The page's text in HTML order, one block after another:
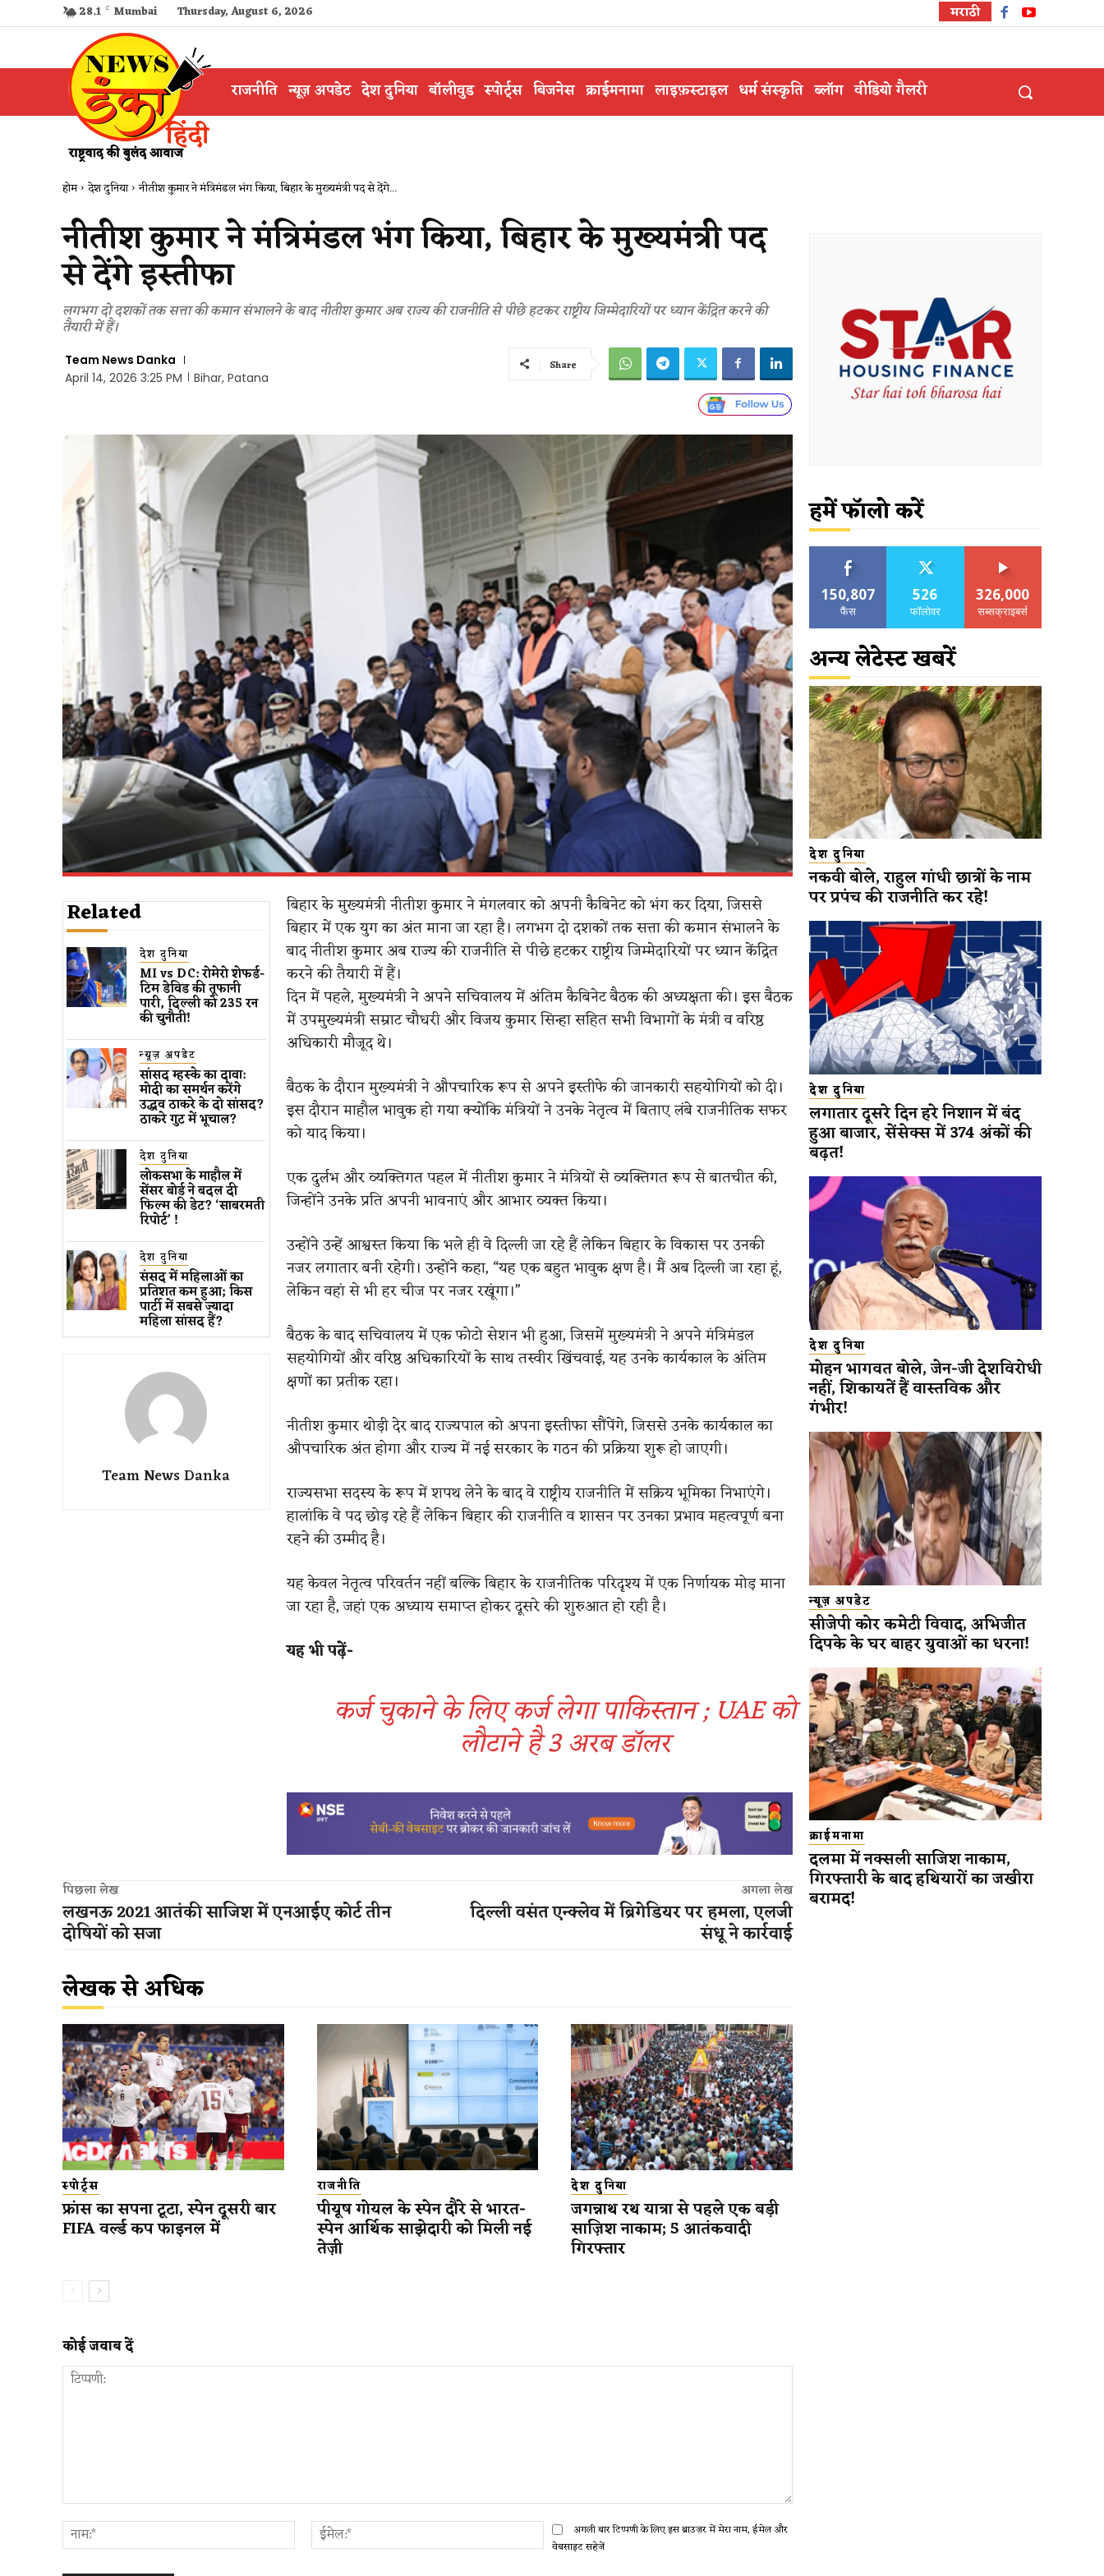
28.1 C Mumbai Thursday, August 6, 2026 मराठी
राजनीति न्यूज़ अपडेट देश दुनिया बॉलीवुड स्पोर्ट्स बिजनेस क्राईमनामा लाइफ़स्टाइल धर्म संस्कृति ब्लॉग वीडियो गैलरी
होम देश दुनिया नीतीश कुमार ने मंत्रिमंडल भंग किया, बिहार के मुख्यमंत्री पद से देंगे...
नीतीश कुमार ने मंत्रिमंडल भंग किया, बिहार के मुख्यमंत्री पद
से देंगे इस्तीफा
लगभग दो दशकों तक सत्ता की कमान संभालने के बाद नीतीश कुमार अब राज्य की राजनीति से पीछे हटकर राष्ट्रीय जिम्मेदारियों पर ध्यान केंद्रित करने की
तैयारी में हैं।
Team News Danka
April 14, 2026 3:25 PM
Bihar, Patana
Share
Related
देश दुनिया
MI vs DC: रोमेरो शेफर्ड-
टिम डेविड की तूफानी
पारी, दिल्ली को 235 रन
की चुनौती!
न्यूज़ अपडेट
सांसद म्हस्के का दावा:
मोदी का समर्थन करेंगे
उद्धव ठाकरे के दो सांसद?
ठाकरे गुट में भूचाल?
देश दुनिया
लोकसभा के माहौल में
सेंसर बोर्ड ने बदल दी
फिल्म की डेट? ‘साबरमती
रिपोर्ट’ !
देश दुनिया
संसद में महिलाओं का
प्रतिशत कम ​हुआ​; किस
पार्टी में सबसे ज्यादा
महिला सांसद हैं?
Team News Danka
बिहार के मुख्यमंत्री नीतीश कुमार ने मंगलवार को अपनी कैबिनेट को भंग कर दिया, जिससे
बिहार में एक युग का अंत माना जा रहा है। लगभग दो दशकों तक सत्ता की कमान संभालने के
बाद नीतीश कुमार अब राज्य की राजनीति से पीछे हटकर राष्ट्रीय जिम्मेदारियों पर ध्यान केंद्रित
करने की तैयारी में हैं।
दिन में पहले, मुख्यमंत्री ने अपने सचिवालय में अंतिम कैबिनेट बैठक की अध्यक्षता की। इस बैठक
में उपमुख्यमंत्री सम्राट चौधरी और विजय कुमार सिन्हा सहित सभी विभागों के मंत्री व वरिष्ठ
अधिकारी मौजूद थे।
बैठक के दौरान मुख्यमंत्री ने औपचारिक रूप से अपने इस्तीफे की जानकारी सहयोगियों को दी।
इस दौरान माहौल भावुक हो गया क्योंकि मंत्रियों ने उनके नेतृत्व में बिताए लंबे राजनीतिक सफर
को याद किया।
एक दुर्लभ और व्यक्तिगत पहल में नीतीश कुमार ने मंत्रियों से व्यक्तिगत रूप से बातचीत की,
जिन्होंने उनके प्रति अपनी भावनाएं और आभार व्यक्त किया।
उन्होंने उन्हें आश्वस्त किया कि भले ही वे दिल्ली जा रहे हैं लेकिन बिहार के विकास पर उनकी
नजर लगातार बनी रहेगी। उन्होंने कहा, “यह एक बहुत भावुक क्षण है। मैं अब दिल्ली जा रहा हूं,
लेकिन वहां से भी हर चीज पर नजर रखूंगा।”
बैठक के बाद सचिवालय में एक फोटो सेशन भी हुआ, जिसमें मुख्यमंत्री ने अपने मंत्रिमंडल
सहयोगियों और वरिष्ठ अधिकारियों के साथ तस्वीर खिंचवाई, यह उनके कार्यकाल के अंतिम
क्षणों का प्रतीक रहा।
नीतीश कुमार थोड़ी देर बाद राज्यपाल को अपना इस्तीफा सौंपेंगे, जिससे उनके कार्यकाल का
औपचारिक अंत होगा और राज्य में नई सरकार के गठन की प्रक्रिया शुरू हो जाएगी।
राज्यसभा सदस्य के रूप में शपथ लेने के बाद वे राष्ट्रीय राजनीति में सक्रिय भूमिका निभाएंगे।
हालांकि वे पद छोड़ रहे हैं लेकिन बिहार की राजनीति व शासन पर उनका प्रभाव महत्वपूर्ण बना
रहने की उम्मीद है।
यह केवल नेतृत्व परिवर्तन नहीं बल्कि बिहार के राजनीतिक परिदृश्य में एक निर्णायक मोड़ माना
जा रहा है, जहां एक अध्याय समाप्त होकर दूसरे की शुरुआत हो रही है।
यह भी पढ़ें-
कर्ज चुकाने के लिए कर्ज लेगा पाकिस्तान ; UAE को
लौटाने है 3 अरब डॉलर
पिछला लेख
लखनऊ 2021 आतंकी साजिश में एनआईए कोर्ट तीन
दोषियों को सजा
अगला लेख
दिल्ली वसंत एन्क्लेव में ब्रिगेडियर पर हमला, एलजी
संधू ने कार्रवाई
लेखक से अधिक
स्पोर्ट्स
फ्रांस का सपना टूटा, स्पेन दूसरी बार
FIFA वर्ल्ड कप फाइनल में
राजनीति
पीयूष गोयल के स्पेन दौरे से भारत-
स्पेन आर्थिक साझेदारी को मिली नई
तेज़ी
देश दुनिया
जगन्नाथ रथ यात्रा से पहले एक बड़ी
साज़िश नाकाम; 5 आतंकवादी
गिरफ्तार
कोई जवाब दें
नाम:*
ईमेल:*अगली बार टिप्पणी के लिए इस ब्राउज़र में मेरा नाम, ईमेल और
वेबसाइट सहेजें
हमें फॉलो करें
150,807
फैंस
526
फॉलोवर
326,000
सब्सक्राइबर्स
अन्य लेटेस्ट खबरें
देश दुनिया
नकवी बोले, राहुल गांधी छात्रों के नाम
पर प्रपंच की राजनीति कर रहे!
देश दुनिया
लगातार दूसरे दिन हरे निशान में बंद
हुआ बाजार, सेंसेक्स में 374 अंकों की
बढ़त!
देश दुनिया
मोहन भागवत बोले, जेन-जी देशविरोधी
नहीं, शिकायतें हैं वास्तविक और
गंभीर!
न्यूज़ अपडेट
सीजेपी कोर कमेटी विवाद, अभिजीत
दिपके के घर बाहर युवाओं का धरना!
क्राईमनामा
दलमा में नक्सली साजिश नाकाम,
गिरफ्तारी के बाद हथियारों का जखीरा
बरामद!